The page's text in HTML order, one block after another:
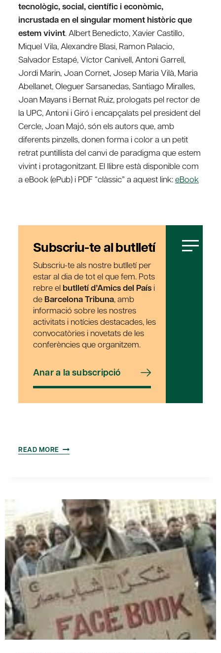
tecnològic, social, científic i econòmic,
incrustada en el singular moment històric que
estem vivint. Albert Benedicto, Xavier Castillo,
Miquel Vila, Alexandre Blasi, Ramon Palacio,
Salvador Estapé, Víctor Canivell, Antoni Garrell,
Jordi Marin, Joan Cornet, Josep Maria Vilà, Maria
Abellanet, Oleguer Sarsanedas, Santiago Miralles,
Joan Mayans i Bernat Ruiz, prologats pel rector de
la UPC, Antoni i Giró i encapçalats pel president del
Cercle, Joan Majó, són els autors que, amb
diferents pinzells, donen forma i color a un petit
retrat puntillista del canvi de paradigma que estem
vivint i protagonitzant. El llibre està disponible com
a eBook (ePub) i PDF “clàssic” a aquest link:eBook
Subscriu-te al butlletí
Subscriu-te als nostre butlletí per
estar al dia de tot el que fem. Pots
rebre el butlletí d’Amics del País i
de Barcelona Tribuna, amb
informació sobre les nostres
activitats i notícies destacades, les
convocatòries i novetats de les
conferències que organitzem.
Anar a la subscripció
READ MORE LES
DE
PARADIGMA.
UN
RETRAT
PUNTILLISTA